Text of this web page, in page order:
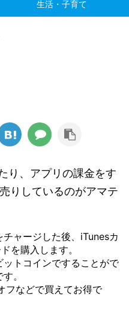
生活・子育て
り、アプリの課金をす
りしているのがアマテ
ャージした後、iTunesカ
を購入します。
トコインですることがで
。
フなどで買えてお得で